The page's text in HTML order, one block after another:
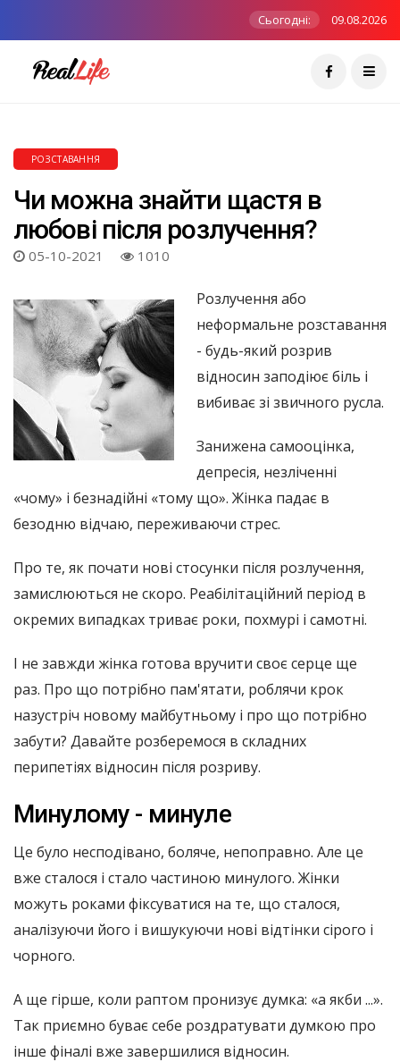
Сьогодні: 09.08.2026
РОЗСТАВАННЯ
Чи можна знайти щастя в
любові після розлучення?
05-10-2021 1010
Розлучення або
неформальне розставання
- будь-який розрив
відносин заподіює біль і
вибиває зі звичного русла.
Занижена самооцінка,
депресія, незліченні
«чому» і безнадійні «тому що». Жінка падає в
безодню відчаю, переживаючи стрес.
Про те, як почати нові стосунки після розлучення,
замислюються не скоро. Реабілітаційний період в
окремих випадках триває роки, похмурі і самотні.
І не завжди жінка готова вручити своє серце ще
раз. Про що потрібно пам'ятати, роблячи крок
назустріч новому майбутньому і про що потрібно
забути? Давайте розберемося в складних
перипетіях відносин після розриву.
Минулому - минуле
Це було несподівано, боляче, непоправно. Але це
вже сталося і стало частиною минулого. Жінки
можуть роками фіксуватися на те, що сталося,
аналізуючи його і вишукуючи нові відтінки сірого і
чорного.
А ще гірше, коли раптом пронизує думка: «а якби ...».
Так приємно буває себе роздратувати думкою про
інше фіналі вже завершилися відносин.